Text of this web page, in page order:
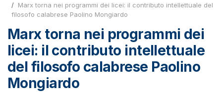
Marx torna nei programmi dei licei: il contributo intellettuale del
filosofo calabrese Paolino Mongiardo
Marx torna nei programmi dei
licei: il contributo intellettuale
del filosofo calabrese Paolino
Mongiardo